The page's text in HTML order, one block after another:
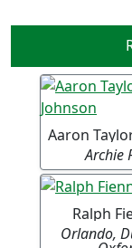
Aaron
Archie
Ralph
Orlando,